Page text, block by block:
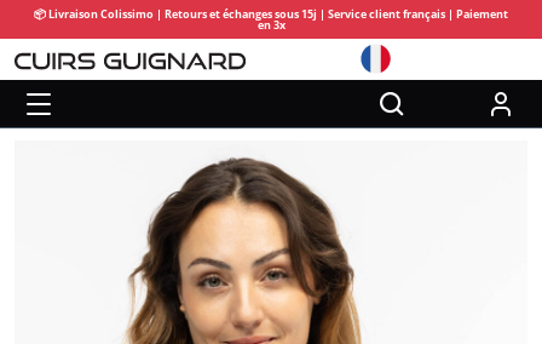
📦 Livraison Colissimo | Retours et échanges sous 15j | Service client français | Paiement
en 3x